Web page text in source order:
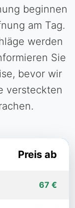
beginnen
am Tag.
werden
Sie
bevor wir
versteckten
Preis ab
67 €